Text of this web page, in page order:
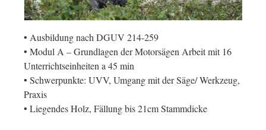
• Ausbildung nach DGUV 214-259
• Modul A – Grundlagen der Motorsägen Arbeit mit 16
Unterrichtseinheiten a 45 min
• Schwerpunkte: UVV, Umgang mit der Säge/ Werkzeug,
Praxis
• Liegendes Holz, Fällung bis 21cm Stammdicke